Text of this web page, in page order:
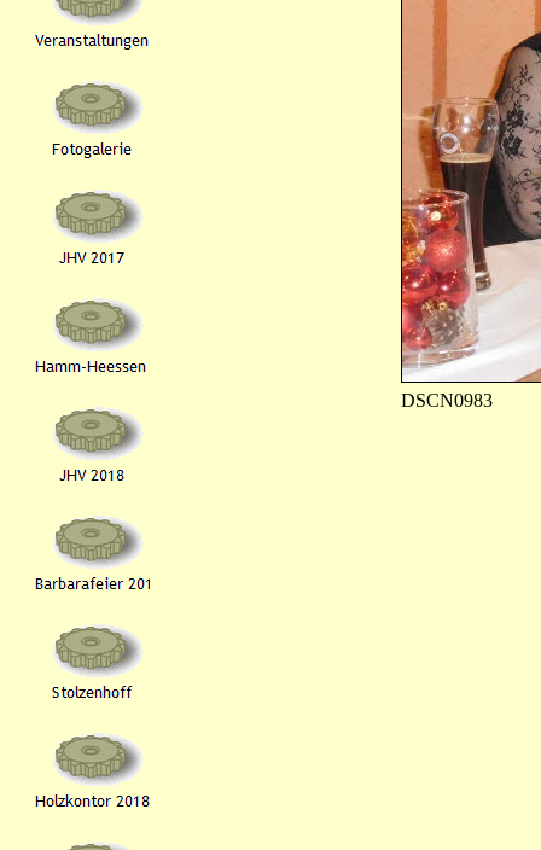
DSCN0983